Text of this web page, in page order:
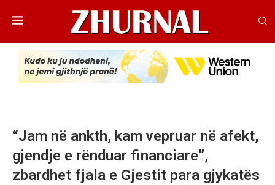
“Jam në ankth, kam vepruar në afekt,
gjendje e rënduar financiare”,
zbardhet fjala e Gjestit para gjykatës